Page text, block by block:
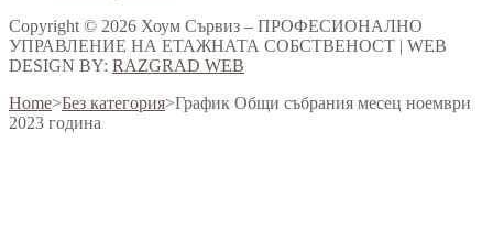
Copyright © 2026 Хоум Сървиз – ПРОФЕСИОНАЛНО
УПРАВЛЕНИЕ НА ЕТАЖНАТА СОБСТВЕНОСТ | WEB
DESIGN BY: RAZGRAD WEB
Home>Без категория>График Общи събрания месец ноември
2023 година